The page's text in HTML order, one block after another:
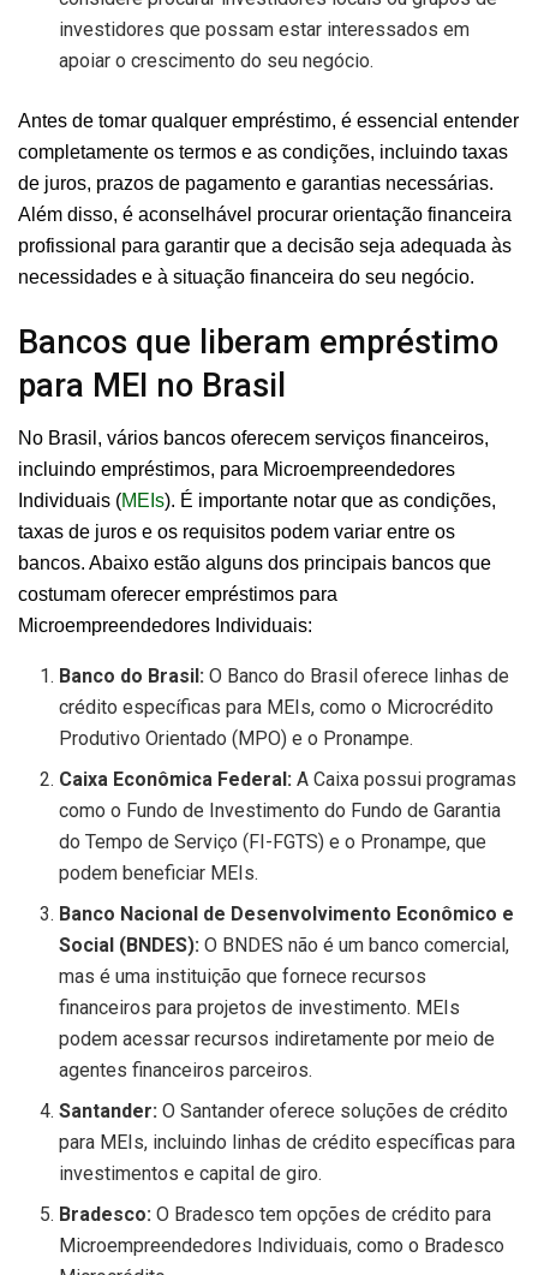
investidores que possam estar interessados em
apoiar o crescimento do seu negócio.
Antes de tomar qualquer empréstimo, é essencial entender
completamente os termos e as condições, incluindo taxas
de juros, prazos de pagamento e garantias necessárias.
Além disso, é aconselhável procurar orientação financeira
profissional para garantir que a decisão seja adequada às
necessidades e à situação financeira do seu negócio.
Bancos que liberam empréstimo
para MEI no Brasil
No Brasil, vários bancos oferecem serviços financeiros,
incluindo empréstimos, para Microempreendedores
Individuais (MEIs). É importante notar que as condições,
taxas de juros e os requisitos podem variar entre os
bancos. Abaixo estão alguns dos principais bancos que
costumam oferecer empréstimos para
Microempreendedores Individuais:
Banco do Brasil: O Banco do Brasil oferece linhas de
crédito específicas para MEIs, como o Microcrédito
Produtivo Orientado (MPO) e o Pronampe.
Caixa Econômica Federal: A Caixa possui programas
como o Fundo de Investimento do Fundo de Garantia
do Tempo de Serviço (FI-FGTS) e o Pronampe, que
podem beneficiar MEIs.
Banco Nacional de Desenvolvimento Econômico e
Social (BNDES): O BNDES não é um banco comercial,
mas é uma instituição que fornece recursos
financeiros para projetos de investimento. MEIs
podem acessar recursos indiretamente por meio de
agentes financeiros parceiros.
Santander: O Santander oferece soluções de crédito
para MEIs, incluindo linhas de crédito específicas para
investimentos e capital de giro.
Bradesco: O Bradesco tem opções de crédito para
Microempreendedores Individuais, como o Bradesco